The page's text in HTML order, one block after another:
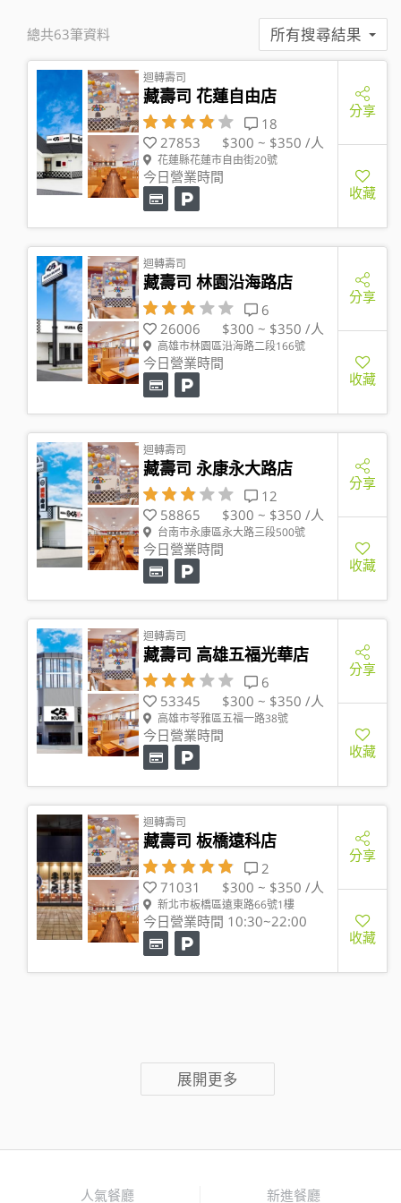
總共63筆資料 所有搜尋結果
迴轉壽司
藏壽司 花蓮自由店
18
27853
$300 ~ $350 /人
花蓮縣花蓮市自由街20號
今日營業時間
分享
收藏
迴轉壽司
藏壽司 林園沿海路店
6
26006
$300 ~ $350 /人
高雄市林園區沿海路二段166號
今日營業時間
分享
收藏
迴轉壽司
藏壽司 永康永大路店
12
58865
$300 ~ $350 /人
台南市永康區永大路三段500號
今日營業時間
分享
收藏
迴轉壽司
藏壽司 高雄五福光華店
6
53345
$300 ~ $350 /人
高雄市苓雅區五福一路38號
今日營業時間
分享
收藏
迴轉壽司
藏壽司 板橋遠科店
2
71031
$300 ~ $350 /人
新北市板橋區遠東路66號1樓
今日營業時間 10:30~22:00
分享
收藏
展開更多
人氣餐廳 新進餐廳